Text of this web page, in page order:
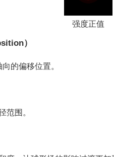
强度正值
）
的偏移位置。
范围。